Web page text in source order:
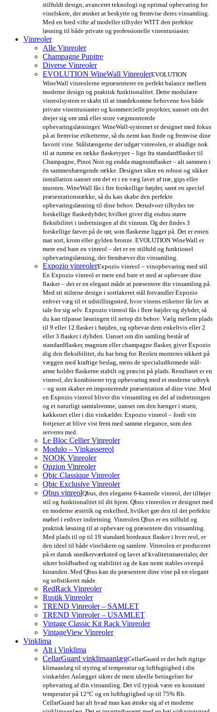
stilfuldt design, avanceret teknologi og optimal opbevaring for
vinelskere, der ønsker at beskytte og fremvise deres vinsamling.
Med en bred vifte af modeller tilbyder WITT den perfekte
løsning til både private og professionelle vinentusiaster.
Vinreoler
Alle Vinreoler
Champagne Pupitre
Diverse Vinreoler
EVOLUTION WineWall VinreolerEVOLUTION
WineWall vinreolerne repræsenterer en perfekt balance mellem
moderne design og praktisk funktionalitet. Dette modulære
vinreolsystem er skabt til at imødekomme behovene hos både
private vinentusiaster og kommercielle projekter, uanset om det
drejer sig om små eller store vægmonterede
opbevaringsløsninger. WineWall-systemet er designet med fokus
på at fremvise etiketterne, så du nemt kan finde og fremvise dine
favorit vine. Stålstængerne der udgør vinreolen, er alsidige nok
til at rumme en række flasketyper – lige fra standardflasker til
Champagne, Pinot Noir og endda magnumflasker – alt sammen i
én sammenhængende række. Designet sikre en robust og sikker
installation uanset om det er i en væg lavet af træ, gips eller
mursten. WineWall fås i fire forskellige højder, samt en speciel
præsentationsrække, så du kan skabe den perfekte
opbevaringsløsning til dine behov. Derudvoer tilbydes tre
forskellige flaskedybder, hvilket giver dig endnu større
fleksibilitet i indretningen af dit vinrum. Og der findes 3
forskellige farver på de rør, som flaskerne ligger på. Det er enten
mat sort, krom eller gylden bronze. EVOLUTION WineWall er
mere end bare en vinreol – det er en stilfuld og funktionel
opbevaringsløsning, der fremhæver din vinsamling.
Expozio vinreolerExpozio vinreol – vinopbevaring med stil
En Expozio vinreol er mere end bare et sted at opbevare dine
flasker – det er en elegant måde at præsentere din vinsamling på.
Med sit stilrene design i sortlakeret stål forvandler Expozio
enhver væg til et udstillingssted, hvor vinens etiketter får lov at
tale for sig selv. Expozio vinreol fås i flere højder og dybder, så
du kan tilpasse løsningen til netop dit behov. Vælg mellem plads
til 9 eller 12 flasker i højden, og opbevar dem enkeltvis eller 2
eller 3 flasker i dybden. Uanset om din samling består af
standardflasker, magnum eller champagne flasker, giver Expozio
dig den fleksibilitet, du har brug for. Reolen monteres sikkert på
væggen med kraftige beslag, mens de specialudformede stål-
arme holder flaskerne stabilt og præcist på plads. Resultatet er en
vinreol, der kombinerer tryg opbevaring med et moderne udtryk
– og som skaber en imponerende præsentation af dine vine. Med
en Expozio vinreol bliver din vinsamling en del af indretningen
og et naturligt samtaleemne, uanset om den hænger i stuen,
køkkenet eller i din vinkælder. Expozio vinreol – fordi vin
fortjener at blive vist frem med samme elegance, som den
serveres med.
Le Bloc Cellier Vinreoler
Modulo – Vinkassereol
NOOK Vinreoler
Opzion Vinreoler
Qbic Classique Vinreoler
Qbic Exclusive Vinreoler
Qbus vinreolQbus, den elegante 6-kantede vinreol, der tilføjer
stil og funktionalitet til dit hjem. Qbus vinreolen er designet med
en moderne æstetik og enkelhed, hvilket gør den til det perfekte
møbel i enhver indretning. Vinreolen Qbus er en stilfuld og
praktisk løsning til at opbevare og præsentere din vinsamling.
Med plads til op til 19 standard bordeaux flasker i hver reol, er
den ideel til både vinelskere og samlere. Vinreolen er produceret
på et dansk snedkerværksted og lavet af kvalitetsmaterialer, der
sikrer holdbarhed og stabilitet og de kan nemt stables ovenpå
hinanden. Med Qbus kan du præsentere dine vine på en elegant
og sofistikeret måde.
RedRack Vinreoler
Rustik Vinreoler
TREND Vinreoler – SAMLET
TREND Vinreoler – USAMLET
Vintage Classic Kit Rack Vinreoler
VintageView Vinreoler
Vinklima
Alt i Vinklima
CellarGuard vinklimaanlægCellarGuard er det helt rigtige
klimaanlæg til styring af temperatur og luftfugtighed i din
vinkælder. Anlægget sikrer de mest ideelle betingelser for
opbevaring af din vinsamling. Det vil typisk være en konstant
temperatur på 12°C og en luftfugtighed op til 75% Rh.
CellarGuard har alt hvad man kan ønske sig af et moderne